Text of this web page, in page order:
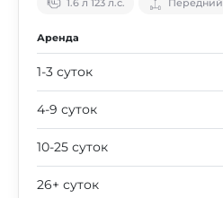
1.6 л 123 л.с. Передний
Аренда
1-3 суток
4-9 суток
10-25 суток
26+ суток